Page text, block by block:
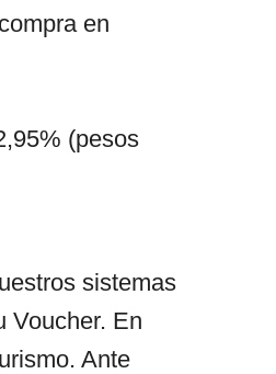
en
(pesos
sistemas
Voucher. En
Ante